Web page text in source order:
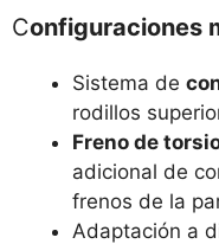
Configuraciones
Sistema de
rodillos
Freno de
adicional de
frenos de la
Adaptación a